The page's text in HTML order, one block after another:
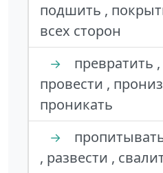
подшить ,
всех сторон
→
превратить
провести ,
проникать
→
, развести ,